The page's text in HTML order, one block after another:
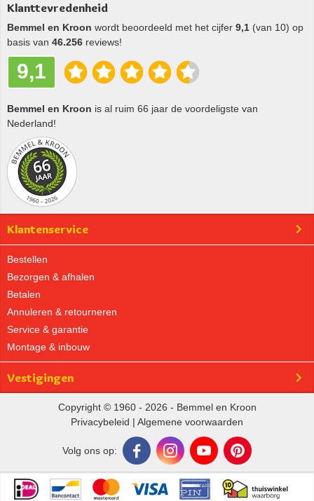
Klanttevredenheid
Bemmel en Kroon wordt beoordeeld met het cijfer 9,1 (van 10) op
basis van 46.256 reviews!
9,1
Bemmel en Kroon is al ruim 66 jaar de voordeligste van
Nederland!
Klantenservice
Bestellen
Bezorgen & afhalen
Betalen
Annuleren & retourneren
Service & garantie
Montage & inbouw
Vestigingen
Copyright © 1960 - 2026 - Bemmel en Kroon
Privacybeleid | Algemene voorwaarden
Volg ons op: